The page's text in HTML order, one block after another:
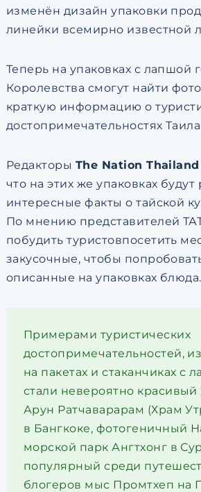
изменён дизайн упаковки
линейки всемирно известной
Теперь на упаковках с лапшой
Королевства смогут найти
краткую информацию о
достопримечательностях
Редакторы The Nation Thailand
что на этих же упаковках
интересные факты о тайской
По мнению представителей
побудить туристовпосетить
закусочные, чтобы
описанные на упаковках блюда.
Примерами туристических
достопримечательностей,
на пакетах и стаканчиках с
стали невероятно красивый
Арун Ратчаварарам (Храм
в Бангкоке, фотогеничный
морской парк Ангтхонг в
популярный среди
блогеров мыс Промтхеп на